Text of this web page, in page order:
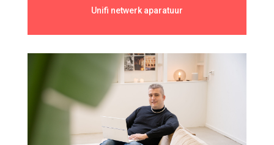
Unifi netwerk aparatuur